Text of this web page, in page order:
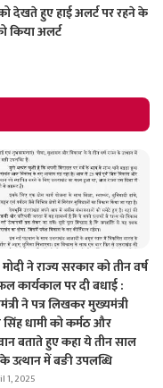
को देखते हुए हाई अलर्ट पर रहने के
किया अलर्ट
ने राज्य सरकार को तीन वर्ष
कार्यकाल पर दी बधाई :
ने पत्र लिखकर मुख्यमंत्री
धामी को कर्मठ और
बताते हुए कहा ये तीन साल
उत्थान में बङी उपलब्धि
1, 2025